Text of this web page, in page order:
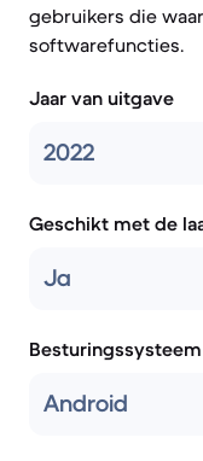
gebruikers die
softwarefuncties.
Jaar van uitgave
2022
Geschikt met de
Ja
Besturingssysteem
Android